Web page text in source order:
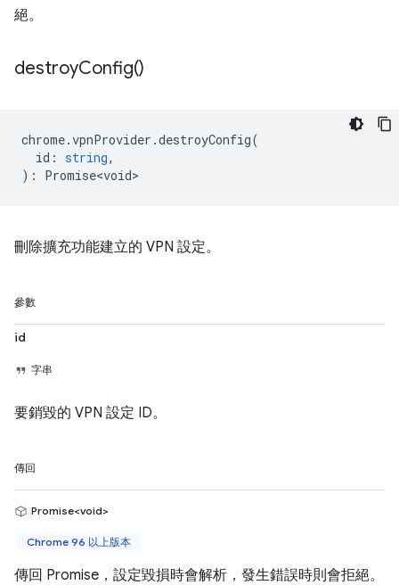
絕。
destroyConfig()
chrome.vpnProvider .destroyConfig(
id : string,
) : Promise<void>
刪除擴充功能建立的 VPN 設定。
參數
id
字串
要銷毀的 VPN 設定 ID。
傳回
Promise<void>
Chrome 96 以上版本
傳回 Promise，設定毀損時會解析，發生錯誤時則會拒絕。